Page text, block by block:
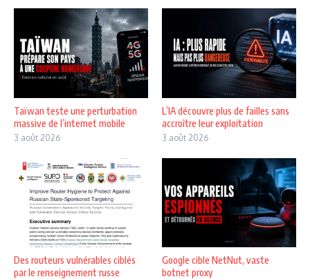
Taïwan teste une perturbation
massive de l’internet mobile
3 août 2026
L’IA découvre plus de failles sans
accroître leur exploitation
3 août 2026
Des routeurs vulnérables ciblés
par le renseignement russe
Google cible NetNut, vaste
botnet proxy